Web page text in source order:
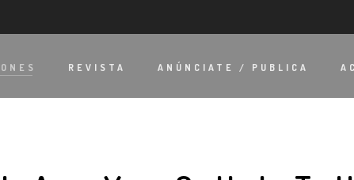
REVISTA ANÚNCIATE / PUBLICA